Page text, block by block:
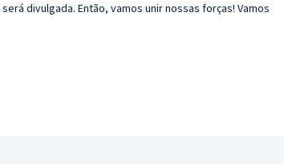
divulgada. Então, vamos unir nossas forças! Vamos